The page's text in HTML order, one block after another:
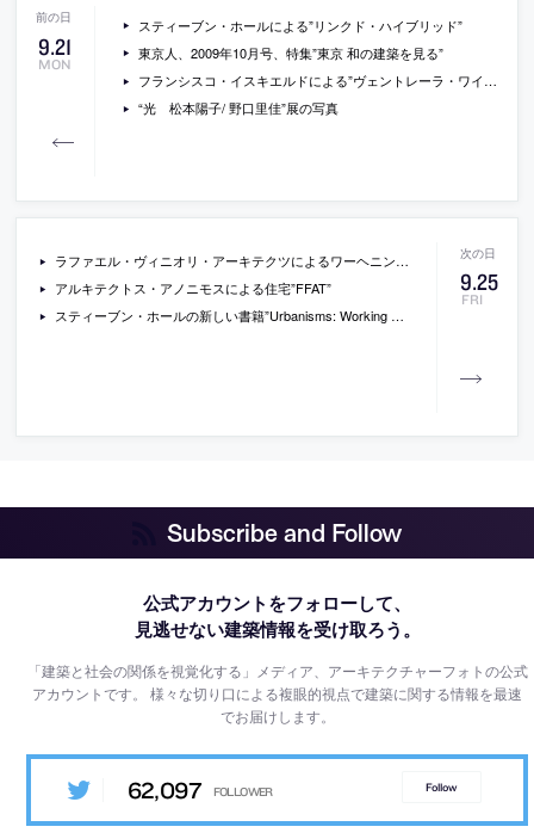
9.21
MON
スティーブン・ホールによる”リンクド・ハイブリッド”
東京人、2009年10月号、特集”東京 和の建築を見る”
フランシスコ・イスキエルドによる”ヴェントレーラ・ワイナリー”
“光 松本陽子/ 野口里佳”展の写真
9.25
FRI
ラファエル・ヴィニオリ・アーキテクツによるワーヘニンゲン大学の新施設
アルキテクトス・アノニモスによる住宅”FFAT”
スティーブン・ホールの新しい書籍”Urbanisms: Working with Doubt”
Subscribe and Follow
公式アカウントをフォローして、
見逃せない建築情報を受け取ろう。
「建築と社会の関係を視覚化する」メディア、アーキテクチャーフォトの公式
アカウントです。様々な切り口による複眼的視点で建築に関する情報を最速
でお届けします。
62,097 Follow